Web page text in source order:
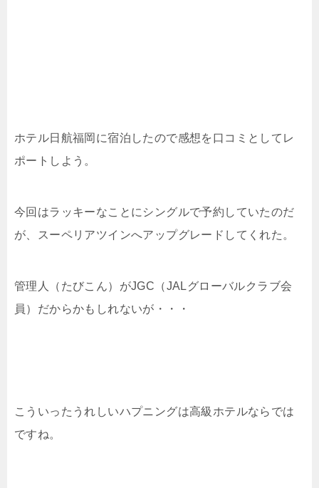
ホテル日航福岡に宿泊したので感想を口コミとしてレ
ポートしよう。
今回はラッキーなことにシングルで予約していたのだ
が、スーペリアツインへアップグレードしてくれた。
管理人（たびこん）がJGC（JALグローバルクラブ会
員）だからかもしれないが・・・
こういったうれしいハプニングは高級ホテルならでは
ですね。